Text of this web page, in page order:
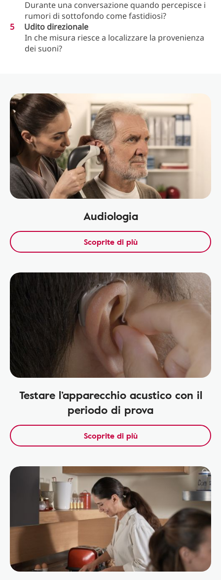
Durante una conversazione quando percepisce i
rumori di sottofondo come fastidiosi?
Udito direzionale
In che misura riesce a localizzare la provenienza
dei suoni?
Audiologia
Scoprite di più
Testare l’apparecchio acustico con il
periodo di prova
Scoprite di più